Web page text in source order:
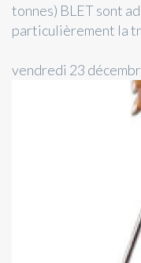
tonnes) BLET sont
particulièrement la
vendredi 23